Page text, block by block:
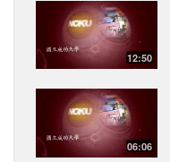
12:50
06:06